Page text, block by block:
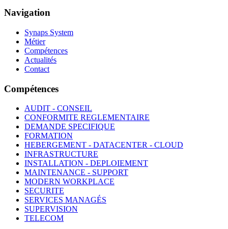
Navigation
Synaps System
Métier
Compétences
Actualités
Contact
Compétences
AUDIT - CONSEIL
CONFORMITE REGLEMENTAIRE
DEMANDE SPECIFIQUE
FORMATION
HEBERGEMENT - DATACENTER - CLOUD
INFRASTRUCTURE
INSTALLATION - DEPLOIEMENT
MAINTENANCE - SUPPORT
MODERN WORKPLACE
SECURITE
SERVICES MANAGÉS
SUPERVISION
TELECOM